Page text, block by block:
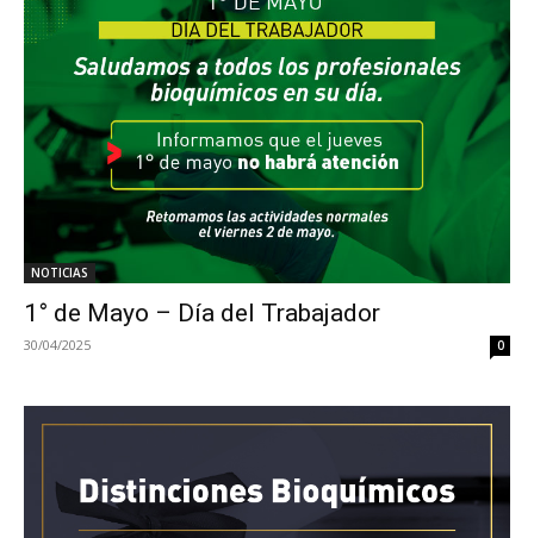
NOTICIAS
1° de Mayo – Día del Trabajador
30/04/2025 0